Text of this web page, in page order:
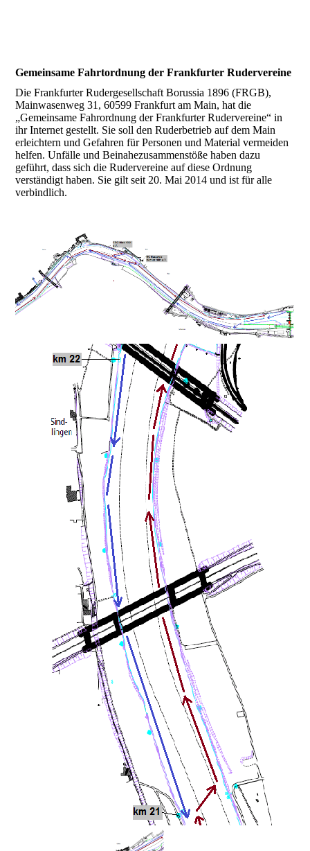
Gemeinsame Fahrtordnung der Frankfurter Rudervereine
Die Frankfurter Rudergesellschaft Borussia 1896 (FRGB),
Mainwasenweg 31, 60599 Frankfurt am Main, hat die
„Gemeinsame Fahrordnung der Frankfurter Rudervereine“ in
ihr Internet gestellt. Sie soll den Ruderbetrieb auf dem Main
erleichtern und Gefahren für Personen und Material vermeiden
helfen. Unfälle und Beinahezusammenstöße haben dazu
geführt, dass sich die Rudervereine auf diese Ordnung
verständigt haben. Sie gilt seit 20. Mai 2014 und ist für alle
verbindlich.